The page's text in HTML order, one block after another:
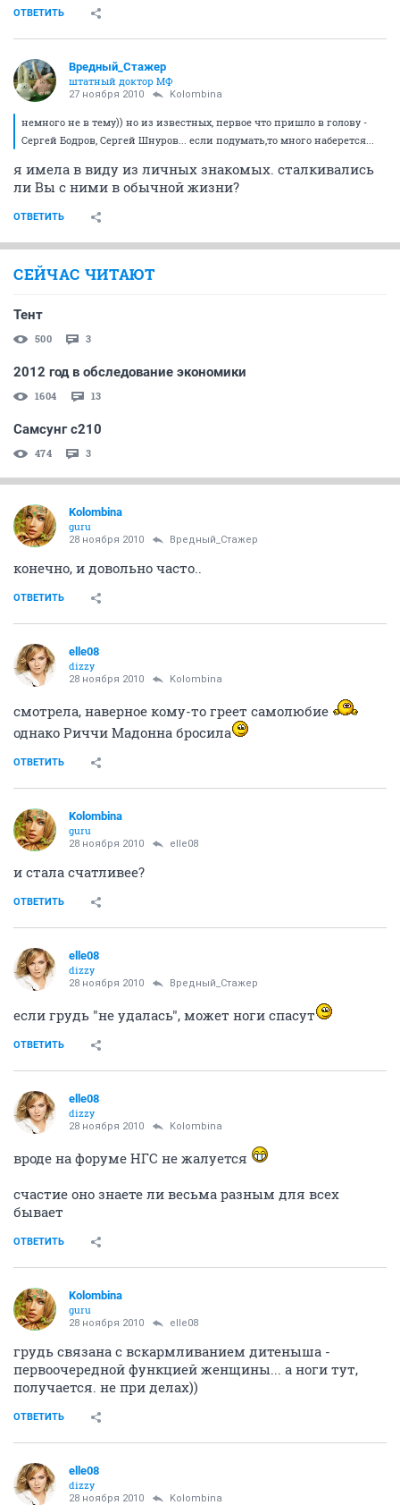
ОТВЕТИТЬ
Вредный_Стажер
штатный доктор МФ
27 ноября 2010 Kolombina
немного не в тему)) но из известных, первое что пришло в голову -
Сергей Бодров, Сергей Шнуров... если подумать,то много наберется...
я имела в виду из личных знакомых. сталкивались
ли Вы с ними в обычной жизни?
ОТВЕТИТЬ
СЕЙЧАС ЧИТАЮТ
Тент
500 3
2012 год в обследование экономики
1604 13
Самсунг с210
474 3
Kolombina
guru
28 ноября 2010 Вредный_Стажер
конечно, и довольно часто..
ОТВЕТИТЬ
elle08
dizzy
28 ноября 2010 Kolombina
смотрела, наверное кому-то греет самолюбие
однако Риччи Мадонна бросила
ОТВЕТИТЬ
Kolombina
guru
28 ноября 2010 elle08
и стала счатливее?
ОТВЕТИТЬ
elle08
dizzy
28 ноября 2010 Вредный_Стажер
если грудь "не удалась", может ноги спасут
ОТВЕТИТЬ
elle08
dizzy
28 ноября 2010 Kolombina
вроде на форуме НГС не жалуется
счастие оно знаете ли весьма разным для всех
бывает
ОТВЕТИТЬ
Kolombina
guru
28 ноября 2010 elle08
грудь связана с вскармливанием дитеныша -
первоочередной функцией женщины... а ноги тут,
получается. не при делах))
ОТВЕТИТЬ
elle08
dizzy
28 ноября 2010 Kolombina